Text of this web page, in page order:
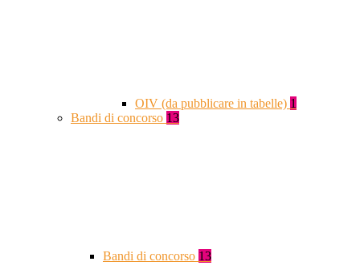
OIV (da pubblicare in tabelle) 1
Bandi di concorso 13
Bandi di concorso 13